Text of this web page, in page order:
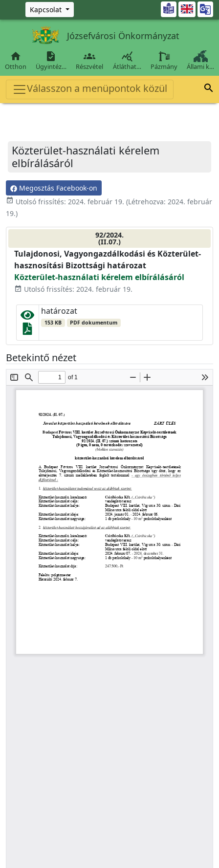
Ugrás a fő tartalomra
Kapcsolat 
Józsefvárosi Önkormányzat

Otthon

Ügyintéz…

Részvétel

Átláthat… Pázmány Állami k…
Válasszon a menüpontok közül 
Közterület-használati kérelem
elbírálásáról
Megosztás Facebook-on
event_available Utolsó frissítés: 2024. február 19. (Létrehozva: 2024. február
19.)
92/2024.
(II.07.)
Tulajdonosi, Vagyongazdálkodási és Közterület-
hasznosítási Bizottsági határozat
Közterület-használati kérelem elbírálásáról
event_available Utolsó frissítés: 2024. február 19.
határozat
153 KB PDF dokumentum
Betekintő nézet